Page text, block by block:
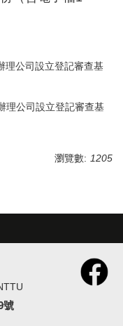
理公司設立登記審查基
理公司設立登記審查基
瀏覽數: 1205
號